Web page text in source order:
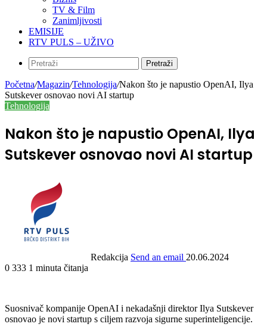
TV & Film
Zanimljivosti
EMISIJE
RTV PULS – UŽIVO
Pretraži
Početna/Magazin/Tehnologija/Nakon što je napustio OpenAI, Ilya
Sutskever osnovao novi AI startup
Tehnologija
Nakon što je napustio OpenAI, Ilya
Sutskever osnovao novi AI startup
Redakcija Send an email 20.06.2024
0 333 1 minuta čitanja
Suosnivač kompanije OpenAI i nekadašnji direktor Ilya Sutskever
osnovao je novi startup s ciljem razvoja sigurne superinteligencije.